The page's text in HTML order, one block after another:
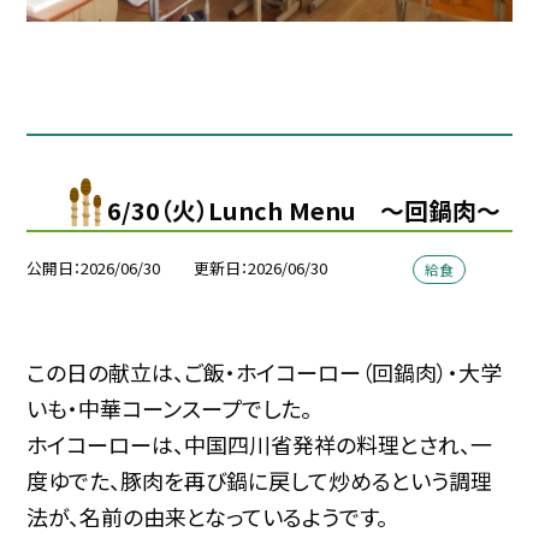
6/30（火）Lunch Menu ～回鍋肉～
公開日 2026/06/30 更新日 2026/06/30 給食
この日の献立は、ご飯・ホイコーロー（回鍋肉） ・大学
いも・中華コーンスープでした。
ホイコーローは、中国四川省発祥の料理とされ、一
度ゆでた、豚肉を再び鍋に戻して炒めるという調理
法が、名前の由来となっているようです。